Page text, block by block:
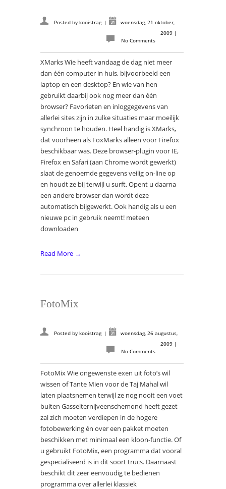
Posted by kooistrag |
woensdag, 21 oktober,
2009 |
No Comments
XMarks Wie heeft vandaag de dag niet meer
dan één computer in huis, bijvoorbeeld een
laptop en een desktop? En wie van hen
gebruikt daarbij ook nog meer dan één
browser? Favorieten en inloggegevens van
allerlei sites zijn in zulke situaties maar moeilijk
synchroon te houden. Heel handig is XMarks,
dat voorheen als FoxMarks alleen voor Firefox
beschikbaar was. Deze browser-plugin voor IE,
Firefox en Safari (aan Chrome wordt gewerkt)
slaat de genoemde gegevens veilig on-line op
en houdt ze bij terwijl u surft. Opent u daarna
een andere browser dan wordt deze
automatisch bijgewerkt. Ook handig als u een
nieuwe pc in gebruik neemt! meteen
downloaden
Read More →
FotoMix
Posted by kooistrag |
woensdag, 26 augustus,
2009 |
No Comments
FotoMix Wie ongewenste exen uit foto’s wil
wissen of Tante Mien voor de Taj Mahal wil
laten plaatsnemen terwijl ze nog nooit een voet
buiten Gasselternijveenschemond heeft gezet
zal zich moeten verdiepen in de hogere
fotobewerking én over een pakket moeten
beschikken met minimaal een kloon-functie. Of
u gebruikt FotoMix, een programma dat vooral
gespecialiseerd is in dit soort trucs. Daarnaast
beschikt dit zeer eenvoudig te bedienen
programma over allerlei klassiek